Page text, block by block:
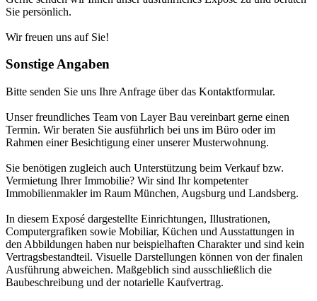
Sie persönlich.
Wir freuen uns auf Sie!
Sonstige Angaben
Bitte senden Sie uns Ihre Anfrage über das Kontaktformular.
Unser freundliches Team von Layer Bau vereinbart gerne einen
Termin. Wir beraten Sie ausführlich bei uns im Büro oder im
Rahmen einer Besichtigung einer unserer Musterwohnung.
Sie benötigen zugleich auch Unterstützung beim Verkauf bzw.
Vermietung Ihrer Immobilie? Wir sind Ihr kompetenter
Immobilienmakler im Raum München, Augsburg und Landsberg.
In diesem Exposé dargestellte Einrichtungen, Illustrationen,
Computergrafiken sowie Mobiliar, Küchen und Ausstattungen in
den Abbildungen haben nur beispielhaften Charakter und sind kein
Vertragsbestandteil. Visuelle Darstellungen können von der finalen
Ausführung abweichen. Maßgeblich sind ausschließlich die
Baubeschreibung und der notarielle Kaufvertrag.